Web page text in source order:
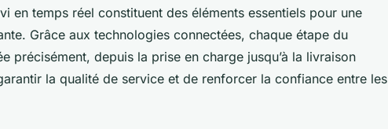
en temps réel constituent des éléments essentiels pour une
Grâce aux technologies connectées, chaque étape du
précisément, depuis la prise en charge jusqu’à la livraison
la qualité de service et de renforcer la confiance entre les